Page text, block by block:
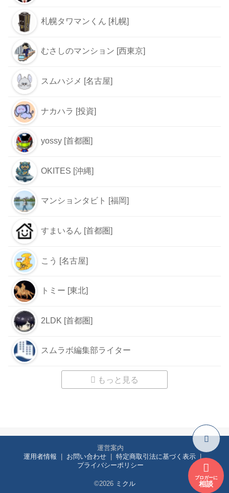
札幌タワマンくん [札幌]
むさしのマンション [西東京]
スムハジメ [名古屋]
ナカハラ [投資]
yossy [首都圏]
OKITES [沖縄]
マンションタビト [福岡]
すまいるん [首都圏]
こう [名古屋]
トミー [東北]
2LDK [首都圏]
スムラボ編集部ライター
もっと見る
ブロガーに
相談
運営案内
運用者情報
お問い合わせ
特定商取引法に基づく表示
プライバシーポリシー
©2026 ミクル